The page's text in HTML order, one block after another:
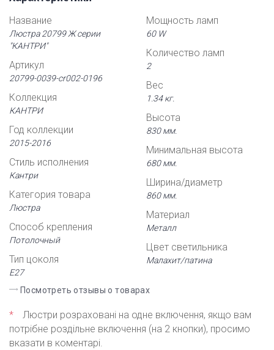
Название
Люстра 20799 Ж серии
"КАНТРИ"
Артикул
20799-0039-cr002-0196
Коллекция
КАНТРИ
Год коллекции
2015-2016
Стиль исполнения
Кантри
Категория товара
Люстра
Способ крепления
Потолочный
Тип цоколя
Е27
Мощность ламп
60 W
Количество ламп
2
Вес
1.34 кг.
Высота
830 мм.
Минимальная высота
680 мм.
Ширина/диаметр
860 мм.
Материал
Металл
Цвет светильника
Малахит/патина
Посмотреть отзывы о товарах
*
Люстри розраховані на одне включення, якщо вам
потрібне роздільне включення (на 2 кнопки), просимо
вказати в коментарі.